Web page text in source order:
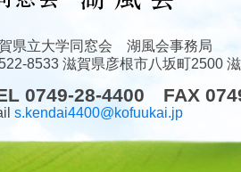
県立大学同窓会 湖風会事務局
8533 滋賀県彦根市八坂町2500
0749-28-4400 FAX
s.kendai4400@kofuukai.jp